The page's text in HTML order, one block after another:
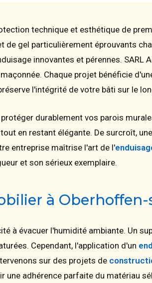
technique et esthétique de
gel particulièrement éprouvants
innovantes et pérennes. SARL
Chaque projet bénéficie
l'intégrité de votre bâti sur le
durablement vos parois
en restant élégante. De surcroît,
entreprise maîtrise l'art de l'
et son sérieux exemplaire.
à
à évacuer l'humidité ambiante. Un
Cependant, l'application d'un
sur des projets de
une adhérence parfaite du matériau